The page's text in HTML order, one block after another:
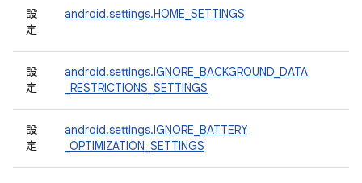
設
定
android.settings.HOME_SETTINGS
設
定
android.settings.IGNORE_BACKGROUND_DATA
_RESTRICTIONS_SETTINGS
設
定
android.settings.IGNORE_BATTERY
_OPTIMIZATION_SETTINGS